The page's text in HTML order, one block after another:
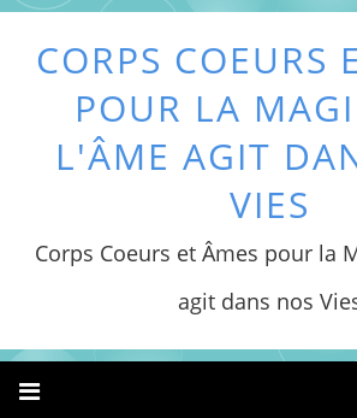
CORPS COEURS
POUR LA
L'ÂME AGIT
VIES
Corps Coeurs et Âmes pour la
agit dans nos